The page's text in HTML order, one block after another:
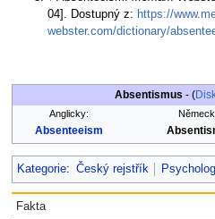
04]. Dostupný z: https://
webster.com/dictionary/
Absentismus - (
Anglicky:
Absenteeism
Kategorie: Český rejstřík
Fakta